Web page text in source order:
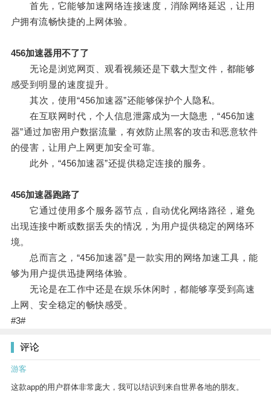
首先，它能够加速网络连接速度，消除网络延迟，让用
户拥有流畅快捷的上网体验。
456加速器用不了了
无论是浏览网页、观看视频还是下载大型文件，都能够
感受到明显的速度提升。
其次，使用“456加速器”还能够保护个人隐私。
在互联网时代，个人信息泄露成为一大隐患，“456加速
器”通过加密用户数据流量，有效防止黑客的攻击和恶意软件
的侵害，让用户上网更加安全可靠。
此外，“456加速器”还提供稳定连接的服务。
456加速器跑路了
它通过使用多个服务器节点，自动优化网络路径，避免
出现连接中断或数据丢失的情况，为用户提供稳定的网络环
境。
总而言之，“456加速器”是一款实用的网络加速工具，能
够为用户提供迅捷网络体验。
无论是在工作中还是在娱乐休闲时，都能够享受到高速
上网、安全稳定的畅快感受。
#3#
评论
游客
这款app的用户群体非常庞大，我可以结识到来自世界各地的朋友。